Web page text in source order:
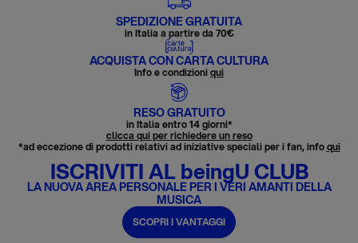
SPEDIZIONE GRATUITA
in Italia a partire da 70€
ACQUISTA CON CARTA CULTURA
Info e condizioniqui
RESO GRATUITO
in Italia entro 14 giorni*
clicca qui per richiedere un reso
*ad eccezione di prodotti relativi ad iniziative speciali per i fan, infoqui
ISCRIVITI AL beingU CLUB
LA NUOVA AREA PERSONALE PER I VERI AMANTI DELLA
MUSICA
SCOPRI I VANTAGGI